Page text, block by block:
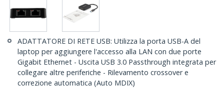
ADATTATORE DI RETE USB: Utilizza la porta USB-A del
laptop per aggiungere l'accesso alla LAN con due porte
Gigabit Ethernet - Uscita USB 3.0 Passthrough integrata per
collegare altre periferiche - Rilevamento crossover e
correzione automatica (Auto MDIX)